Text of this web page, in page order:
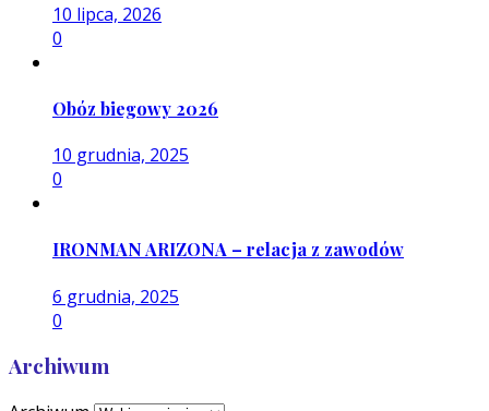
10 lipca, 2026
0
Obóz biegowy 2026
10 grudnia, 2025
0
IRONMAN ARIZONA – relacja z zawodów
6 grudnia, 2025
0
Archiwum